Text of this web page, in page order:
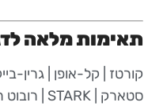
תאימות מלאה
סטארק | STARK | רובוט ריידר ועוד